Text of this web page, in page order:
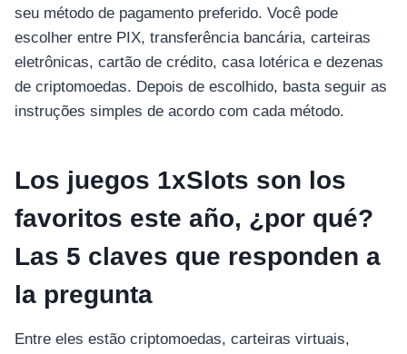
seu método de pagamento preferido. Você pode
escolher entre PIX, transferência bancária, carteiras
eletrônicas, cartão de crédito, casa lotérica e dezenas
de criptomoedas. Depois de escolhido, basta seguir as
instruções simples de acordo com cada método.
Los juegos 1xSlots son los
favoritos este año, ¿por qué?
Las 5 claves que responden a
la pregunta
Entre eles estão criptomoedas, carteiras virtuais,